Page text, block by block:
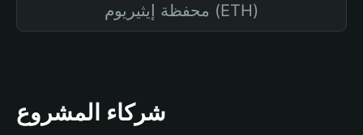
محفظة إيثيريوم (ETH)
شركاء المشروع